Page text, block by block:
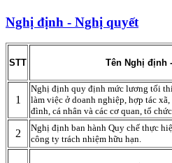
Nghị định - Nghị quyết
STT Tên Nghị định
1
Nghị định quy định mức lương tối
làm việc ở doanh nghiệp, hợp tác
đình, cá nhân và các cơ quan, tổ
2
Nghị định ban hành Quy chế thực
công ty trách nhiệm hữu hạn.